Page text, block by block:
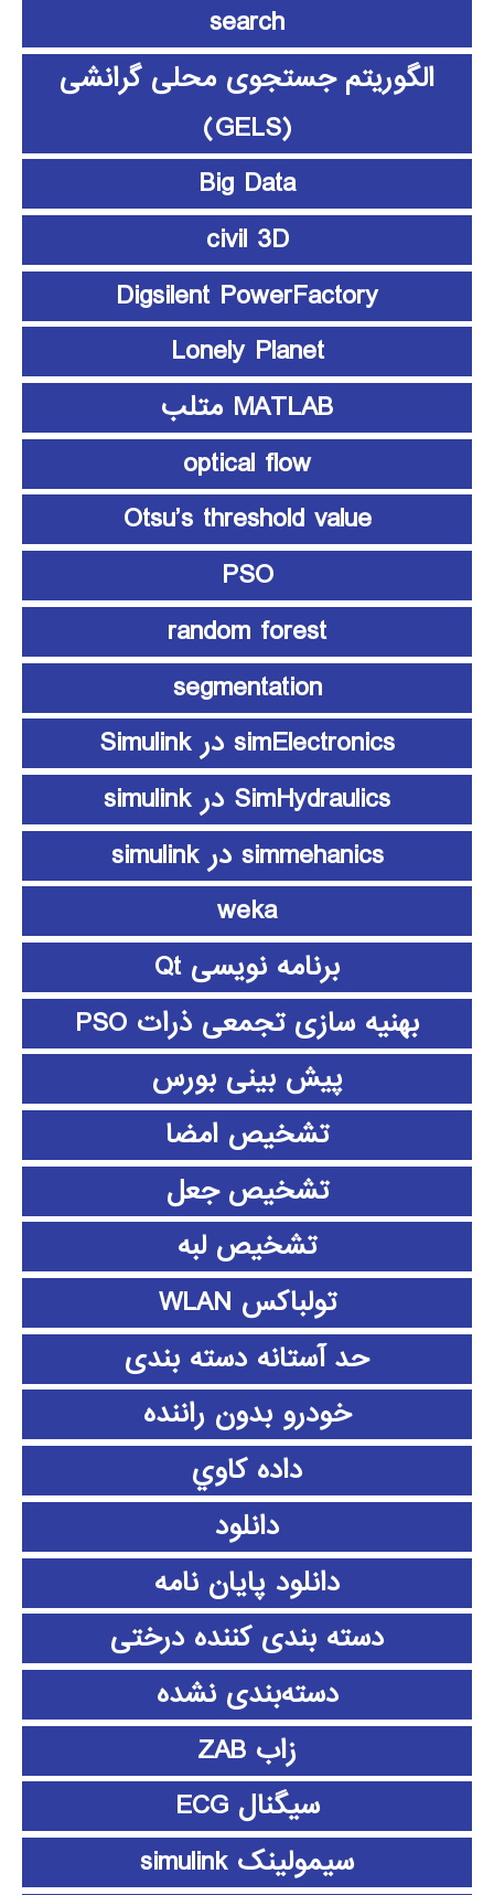
search
الگوریتم جستجوی محلی گرانشی
(GELS)
Big Data
civil 3D
Digsilent PowerFactory
Lonely Planet
MATLAB متلب
optical flow
Otsu’s threshold value
PSO
random forest
segmentation
simElectronics در Simulink
SimHydraulics در simulink
simmehanics در simulink
weka
برنامه نویسی Qt
بهنیه سازی تجمعی ذرات PSO
پیش بینی بورس
تشخیص امضا
تشخیص جعل
تشخیص لبه
تولباکس WLAN
حد آستانه دسته بندی
خودرو بدون راننده
داده كاوي
دانلود
دانلود پايان نامه
دسته بندی کننده درختی
دسته‌بندی نشده
زاب ZAB
سیگنال ECG
سیمولینک simulink